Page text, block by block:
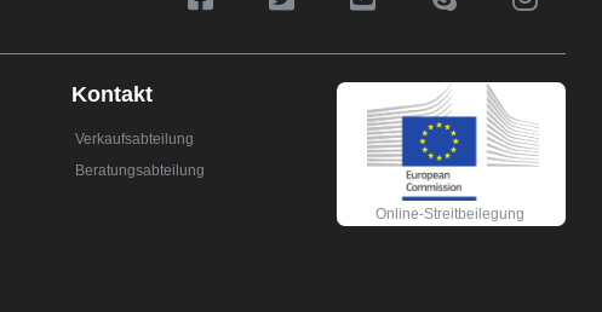
Kontakt
Verkaufsabteilung
Beratungsabteilung
Online-Streitbeilegung